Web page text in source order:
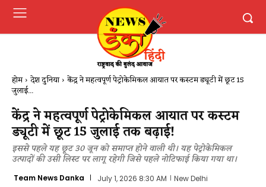
होम देश दुनिया केंद्र ने महत्वपूर्ण पेट्रोकेमिकल आयात पर कस्टम ड्यूटी में छूट 15
जुलाई...
केंद्र ने महत्वपूर्ण पेट्रोकेमिकल आयात पर कस्टम
ड्यूटी में छूट 15 जुलाई तक बढ़ाई!
इससे पहले यह छूट 30 जून को समाप्त होने वाली थी। यह पेट्रोकेमिकल
उत्पादों की उसी लिस्ट पर लागू रहेगी जिसे पहले नोटिफाई किया गया था।
Team News Danka July 1, 2026 8:30 AM New Delhi